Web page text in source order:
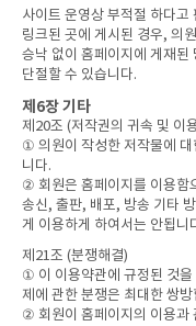
사이트 운영상 부적절 하다
링크된 곳에 게시된 경우, 의
승낙 없이 홈페이지에 게재된
단절할 수 있습니다.
제6장 기타
제20조 (저작권의 귀속 및 이
① 의원이 작성한 저작물에
니다.
② 회원은 홈페이지를 이용함
송신, 출판, 배포, 방송 기타
게 이용하게 하여서는 안됩니
제21조 (분쟁해결)
① 이 이용약관에 규정된 것을
제에 관한 분쟁은 최대한 쌍
② 회원이 홈페이지의 이용과